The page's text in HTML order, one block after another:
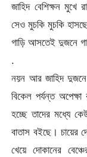
জাহিদ বেশিক্ষন মুখে
সেও মুচকি মুচকি
গাড়ি আসতেই দুজনে
.
নয়ন আর জাহিদ
বিকেল পর্যন্ত
হচ্ছে তাদের মধ্যে
বাতাস বইছে। চায়ের
খেয়ে দোকানের